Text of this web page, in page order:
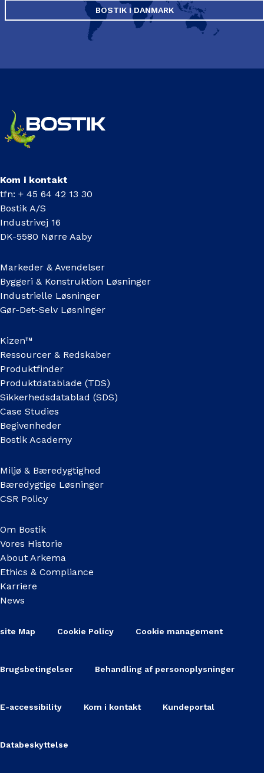
BOSTIK I DANMARK
Kom i kontakt
tfn: + 45 64 42 13 30
Bostik A/S
Industrivej 16
DK-5580 Nørre Aaby
Markeder & Avendelser
Byggeri & Konstruktion Løsninger
Industrielle Løsninger
Gør-Det-Selv Løsninger
Kizen™
Ressourcer & Redskaber
Produktfinder
Produktdatablade (TDS)
Sikkerhedsdatablad (SDS)
Case Studies
Begivenheder
Bostik Academy
Miljø & Bæredygtighed
Bæredygtige Løsninger
CSR Policy
Om Bostik
Vores Historie
About Arkema
Ethics & Compliance
Karriere
News
site Map Cookie Policy Cookie management
Brugsbetingelser Behandling af personoplysninger
E-accessibility Kom i kontakt Kundeportal
Databeskyttelse